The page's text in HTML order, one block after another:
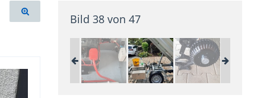
Bild 38 von 47